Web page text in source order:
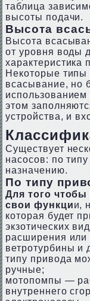
таблица
высоты подачи.
Высота
Высота
от уровня воды
характеристика
Некоторые типы
всасывание, но
этом
устройства, и
Существует
насосов: по
назначению.
По типу
Для того чтобы
свои функции,
которая будет
экзотических
расширения или
ветротурбины и
типу привода
ручные;
мотопомпы —
внутреннего